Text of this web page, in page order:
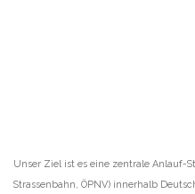
Unser Ziel ist es eine zentrale Anlauf-
Strassenbahn, ÖPNV) innerhalb